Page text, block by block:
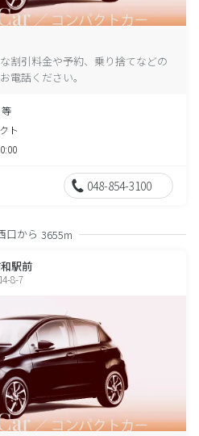
割引料金や予約、乗り捨てなどの
電話ください。
ト
048-854-3100
口から 3655m
駅前
8-7